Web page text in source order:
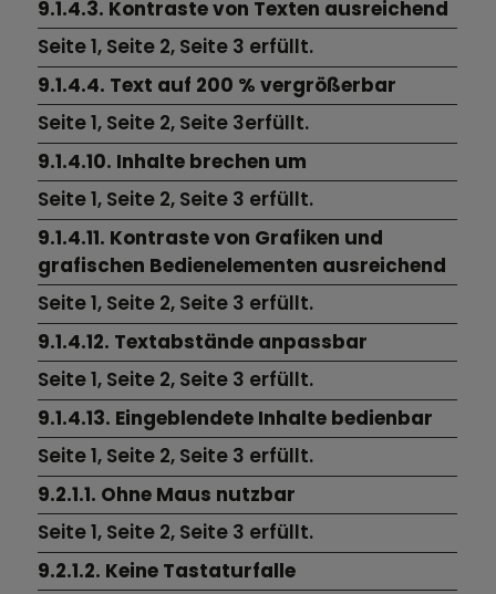
9.1.4.3. Kontraste von Texten ausreichend
Seite 1, Seite 2, Seite 3 erfüllt.
9.1.4.4. Text auf 200 % vergrößerbar
Seite 1, Seite 2, Seite 3erfüllt.
9.1.4.10. Inhalte brechen um
Seite 1, Seite 2, Seite 3 erfüllt.
9.1.4.11. Kontraste von Grafiken und
grafischen Bedienelementen ausreichend
Seite 1, Seite 2, Seite 3 erfüllt.
9.1.4.12. Textabstände anpassbar
Seite 1, Seite 2, Seite 3 erfüllt.
9.1.4.13. Eingeblendete Inhalte bedienbar
Seite 1, Seite 2, Seite 3 erfüllt.
9.2.1.1. Ohne Maus nutzbar
Seite 1, Seite 2, Seite 3 erfüllt.
9.2.1.2. Keine Tastaturfalle